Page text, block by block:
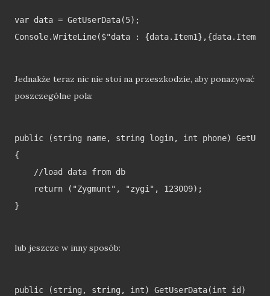
var data = GetUserData(5);
Console.WriteLine($"data :
Jednakże teraz nic nie stoi na przeszkodzie, aby ponazywać
poszczególne pola:
public (string name, string login, int phone)
{
    //load data from db
    return ("Zygmunt", "zygi", 123009);
}
lub jeszcze w inny sposób:
public (string, string, int) GetUserData(int id)